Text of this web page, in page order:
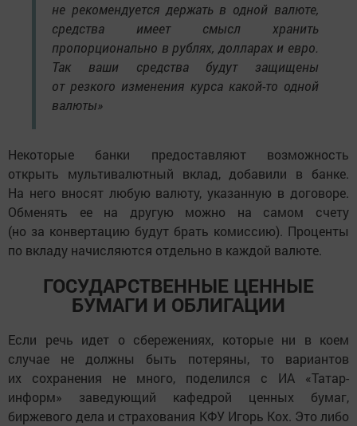
не рекомендуется держать в одной валюте,
средства имеет смысл хранить
пропорционально в рублях, долларах и евро.
Так ваши средства будут защищены
от резкого изменения курса какой-то одной
валюты»
Некоторые банки предоставляют возможность
открыть мультивалютный вклад, добавили в банке.
На него вносят любую валюту, указанную в договоре.
Обменять ее на другую можно на самом счету
(но за конвертацию будут брать комиссию). Проценты
по вкладу начисляются отдельно в каждой валюте.
ГОСУДАРСТВЕННЫЕ ЦЕННЫЕ
БУМАГИ И ОБЛИГАЦИИ
Если речь идет о сбережениях, которые ни в коем
случае не должны быть потеряны, то вариантов
их сохранения не много, поделился с ИА «Татар-
информ» заведующий кафедрой ценных бумаг,
биржевого дела и страхования КФУ Игорь Кох. Это либо